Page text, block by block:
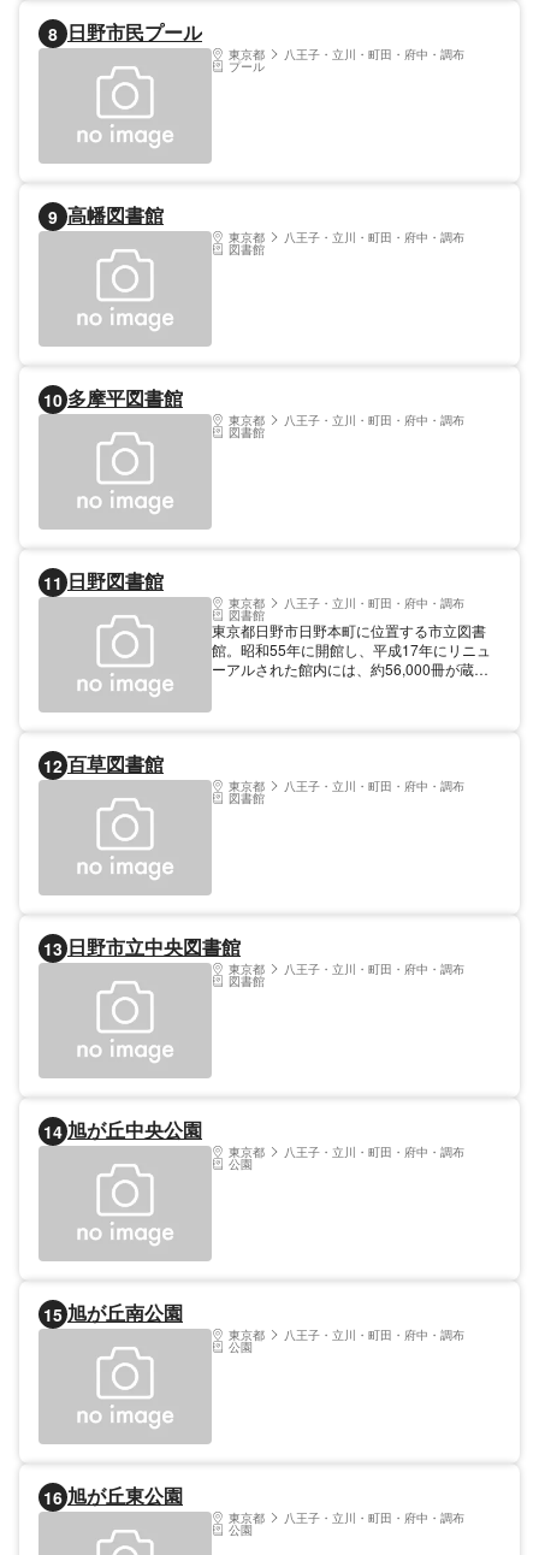
8 日野市民プール
東京都 八王子・立川・町田・府中・調布
プール
9 高幡図書館
東京都 八王子・立川・町田・府中・調布
図書館
10 多摩平図書館
東京都 八王子・立川・町田・府中・調布
図書館
11 日野図書館
東京都 八王子・立川・町田・府中・調布
図書館
東京都日野市日野本町に位置する市立図書
館。昭和55年に開館し、平成17年にリニュ
ーアルされた館内には、約56,000冊が蔵書
利用できる、どこか懐かしい雰囲気が魅力的
な図書館だ。
12 百草図書館
東京都 八王子・立川・町田・府中・調布
図書館
13 日野市立中央図書館
東京都 八王子・立川・町田・府中・調布
図書館
14 旭が丘中央公園
東京都 八王子・立川・町田・府中・調布
公園
15 旭が丘南公園
東京都 八王子・立川・町田・府中・調布
公園
16 旭が丘東公園
東京都 八王子・立川・町田・府中・調布
公園